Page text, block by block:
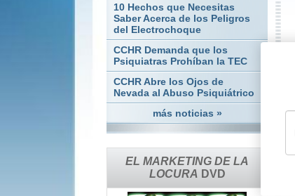
10 Hechos que Necesitas
Saber Acerca de los Peligros
del Electrochoque
CCHR Demanda que los
Psiquiatras Prohíban la TEC
CCHR Abre los Ojos de
Nevada al Abuso Psiquiátrico
más noticias »
EL MARKETING DE LA
LOCURA DVD